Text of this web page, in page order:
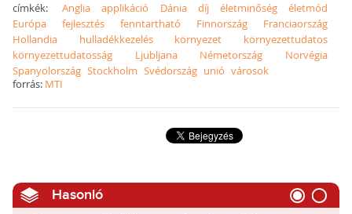
címkék:Anglia applikáció Dánia díj életminőség
életmód
Európa
fejlesztés fenntartható Finnország
Franciaország
Hollandia
hulladékkezelés környezet
környezettudatos
környezettudatosság
Ljubljana Németország
Norvégia
Spanyolország Stockholm Svédország unió városok
forrás: MTI
Hasonló